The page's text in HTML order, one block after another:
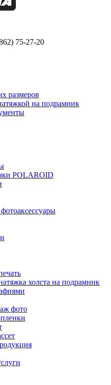
75-27-20
размеров
на подрамник
POLAROID
холста на подрамник
фото